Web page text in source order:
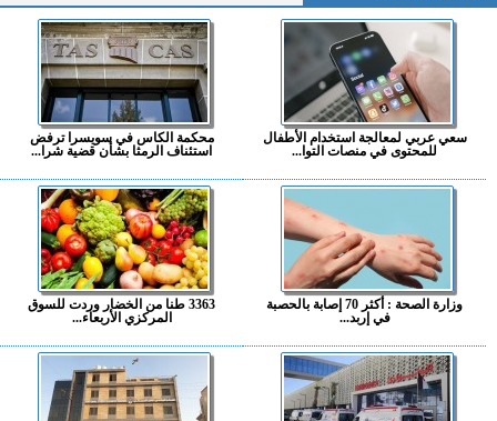
سعي عربي لمعالجة استخدام الأطفال
للمحتوى في منصات التوا...
محكمة الكاس في سويسرا ترفض
استئناف الرمثا بشأن قضية شرا...
وزارة الصحة : أكثر 70 إصابة بالحصبة
في إربد...
3363 طنا من الخضار وردت للسوق
المركزي الأربعاء...